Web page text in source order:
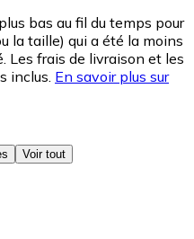
bas au fil du temps pour
la taille) qui a été la moins
Les frais de livraison et les
inclus. En savoir plus sur
Voir tout